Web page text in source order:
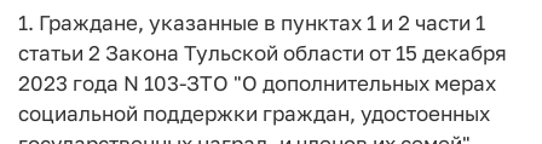
1. Граждане, указанные в пунктах 1 и 2 части 1
статьи 2 Закона Тульской области от 15 декабря
2023 года N 103-ЗТО "О дополнительных мерах
социальной поддержки граждан, удостоенных